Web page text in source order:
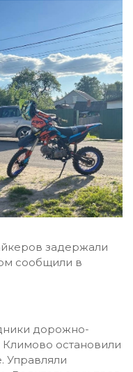
задержали
сообщили в
дорожно-
остановили
Управляли